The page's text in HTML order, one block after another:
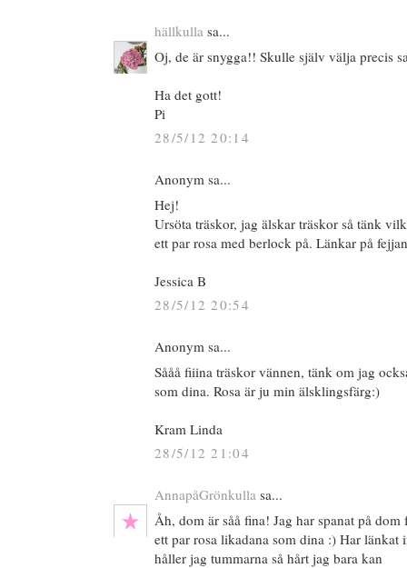
hällkulla sa...
Oj, de är snygga!! Skulle själv välja precis
Ha det gott!
Pi
28/5/12 20:14
Anonym sa...
Hej!
Ursöta träskor, jag älskar träskor så tänk
ett par rosa med berlock på. Länkar på
Jessica B
28/5/12 20:54
Anonym sa...
Sååå fiiina träskor vännen, tänk om jag
som dina. Rosa är ju min älsklingsfärg:)
Kram Linda
28/5/12 21:04
AnnapåGrönkulla sa...
Åh, dom är såå fina! Jag har spanat på
ett par rosa likadana som dina :) Har länkat
håller jag tummarna så hårt jag bara kan